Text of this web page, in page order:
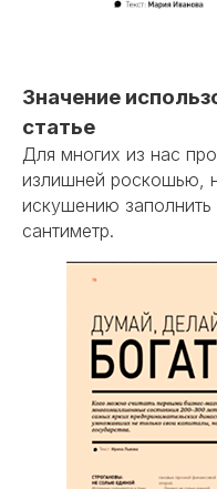
Значение
статье
Для многих из нас
излишней роскошью,
искушению
сантиметр.